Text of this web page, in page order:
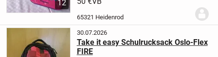
12
sehr gute Dienste geleistet hat.
65321 Heidenrod
30.07.2026
Take it easy Schulrucksack Oslo-Flex
FIRE